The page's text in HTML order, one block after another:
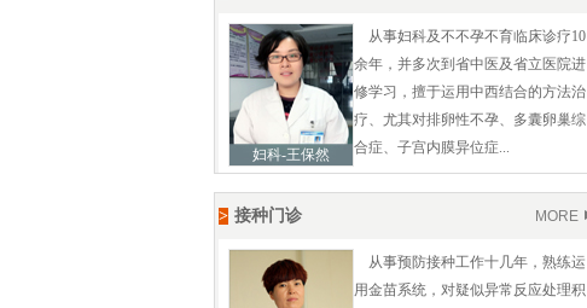
妇科-王保然
从事妇科及不不孕不育临床诊疗10
余年，并多次到省中医及省立医院进
修学习，擅于运用中西结合的方法治
疗、尤其对排卵性不孕、多囊卵巢综
合症、子宫内膜异位症...
> 接种门诊 MORE
从事预防接种工作十几年，熟练运
用金苗系统，对疑似异常反应处理积